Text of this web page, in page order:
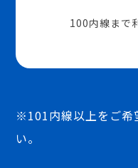
100内線まで
※101内線以上をご希
い。